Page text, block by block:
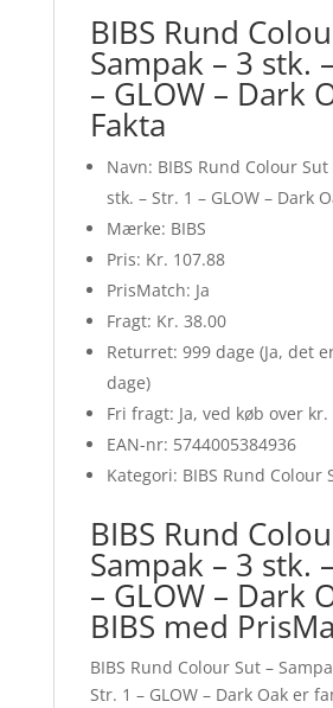
BIBS Rund
Sampak – 3 stk.
– GLOW – Dark
Fakta
Navn: BIBS Rund Colour Sut
stk. – Str. 1 – GLOW – Dark
Mærke: BIBS
Pris: Kr. 107.88
PrisMatch: Ja
Fragt: Kr. 38.00
Returret: 999 dage (Ja, det
dage)
Fri fragt: Ja, ved køb over kr.
EAN-nr: 5744005384936
Kategori: BIBS Rund Colour
BIBS Rund
Sampak – 3 stk.
– GLOW – Dark
BIBS med
BIBS Rund Colour Sut –
Str. 1 – GLOW – Dark Oak er